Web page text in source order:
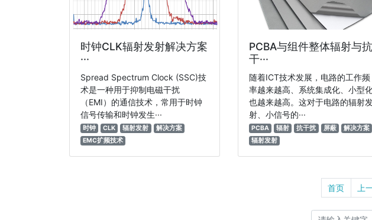
时钟CLK辐射发射解决方案
···
Spread Spectrum Clock (SSC)技
术是一种用于抑制电磁干扰
（EMI）的通信技术，常用于时钟
信号传输和时钟发生···
时钟 CLK 辐射发射
解决方案
EMC扩频技术
PCBA与组件整体辐射与抗
干···
随着ICT技术发展，电路的工作频
率越来越高、系统集成化、小型
也越来越高。这对于电路的辐射
射、小信号的···
PCBA 辐射 抗干扰 屏蔽
解决方案
辐射发射
首页 上